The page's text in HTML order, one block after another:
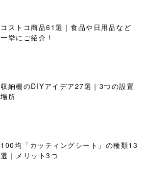
コストコ商品61選｜食品や日用品など
一挙にご紹介！
収納棚のDIYアイデア27選｜3つの設置
場所
100均「カッティングシート」の種類13
選｜メリット3つ